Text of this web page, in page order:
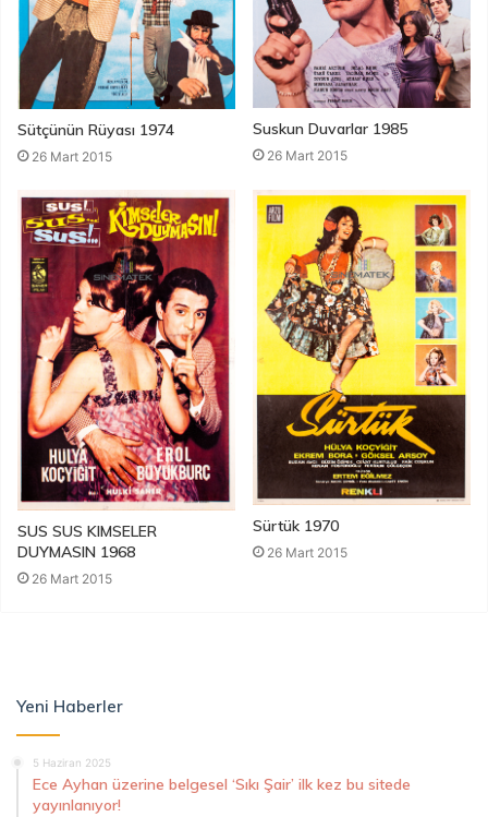
Sütçünün Rüyası 1974
26 Mart 2015
Suskun Duvarlar 1985
26 Mart 2015
SUS SUS KIMSELER
DUYMASIN 1968
26 Mart 2015
Sürtük 1970
26 Mart 2015
Yeni Haberler
5 Haziran 2025
Ece Ayhan üzerine belgesel ‘Sıkı Şair’ ilk kez bu sitede
yayınlanıyor!